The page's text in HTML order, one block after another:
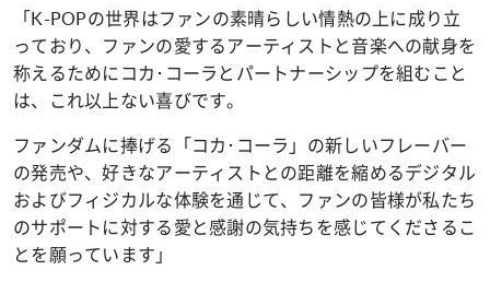
「K-POPの世界はファンの素晴らしい情熱の上に成り立
っており、ファンの愛するアーティストと音楽への献身を
称えるためにコカ･コーラとパートナーシップを組むこと
は、これ以上ない喜びです。
ファンダムに捧げる「コカ･コーラ」の新しいフレーバー
の発売や、好きなアーティストとの距離を縮めるデジタル
およびフィジカルな体験を通じて、ファンの皆様が私たち
のサポートに対する愛と感謝の気持ちを感じてくださるこ
とを願っています」